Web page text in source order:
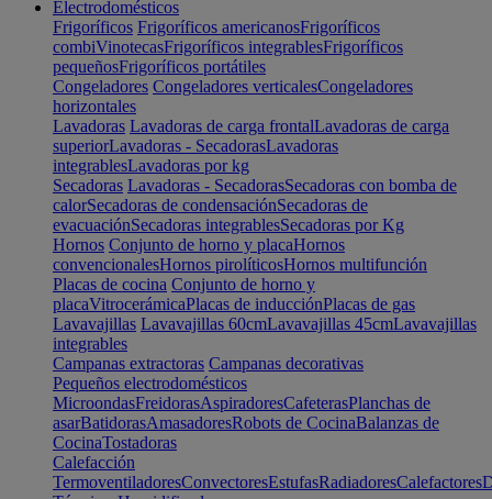
Electrodomésticos
Frigoríficos Frigoríficos americanosFrigoríficos
combiVinotecasFrigoríficos integrablesFrigoríficos
pequeñosFrigoríficos portátiles
Congeladores Congeladores verticalesCongeladores
horizontales
Lavadoras Lavadoras de carga frontalLavadoras de carga
superiorLavadoras - SecadorasLavadoras
integrablesLavadoras por kg
Secadoras Lavadoras - SecadorasSecadoras con bomba de
calorSecadoras de condensaciónSecadoras de
evacuaciónSecadoras integrablesSecadoras por Kg
Hornos Conjunto de horno y placaHornos
convencionalesHornos pirolíticosHornos multifunción
Placas de cocina Conjunto de horno y
placaVitrocerámicaPlacas de inducciónPlacas de gas
Lavavajillas Lavavajillas 60cmLavavajillas 45cmLavavajillas
integrables
Campanas extractoras Campanas decorativas
Pequeños electrodomésticos
MicroondasFreidorasAspiradoresCafeterasPlanchas de
asarBatidorasAmasadoresRobots de CocinaBalanzas de
CocinaTostadoras
Calefacción
TermoventiladoresConvectoresEstufasRadiadoresCalefactores